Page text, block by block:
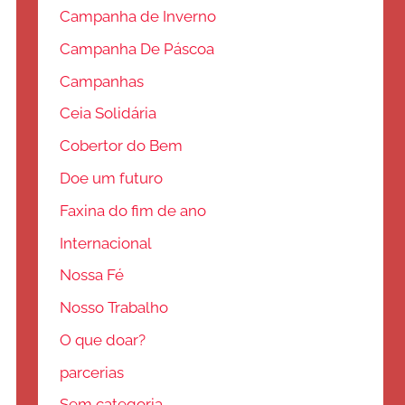
Campanha de Inverno
Campanha De Páscoa
Campanhas
Ceia Solidária
Cobertor do Bem
Doe um futuro
Faxina do fim de ano
Internacional
Nossa Fé
Nosso Trabalho
O que doar?
parcerias